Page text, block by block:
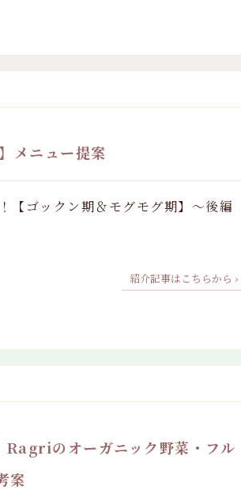
メニュー提案
【ゴックン期＆モグモグ期】～後編
紹介記事はこちらから ›
Ragriのオーガニック野菜・フル
案